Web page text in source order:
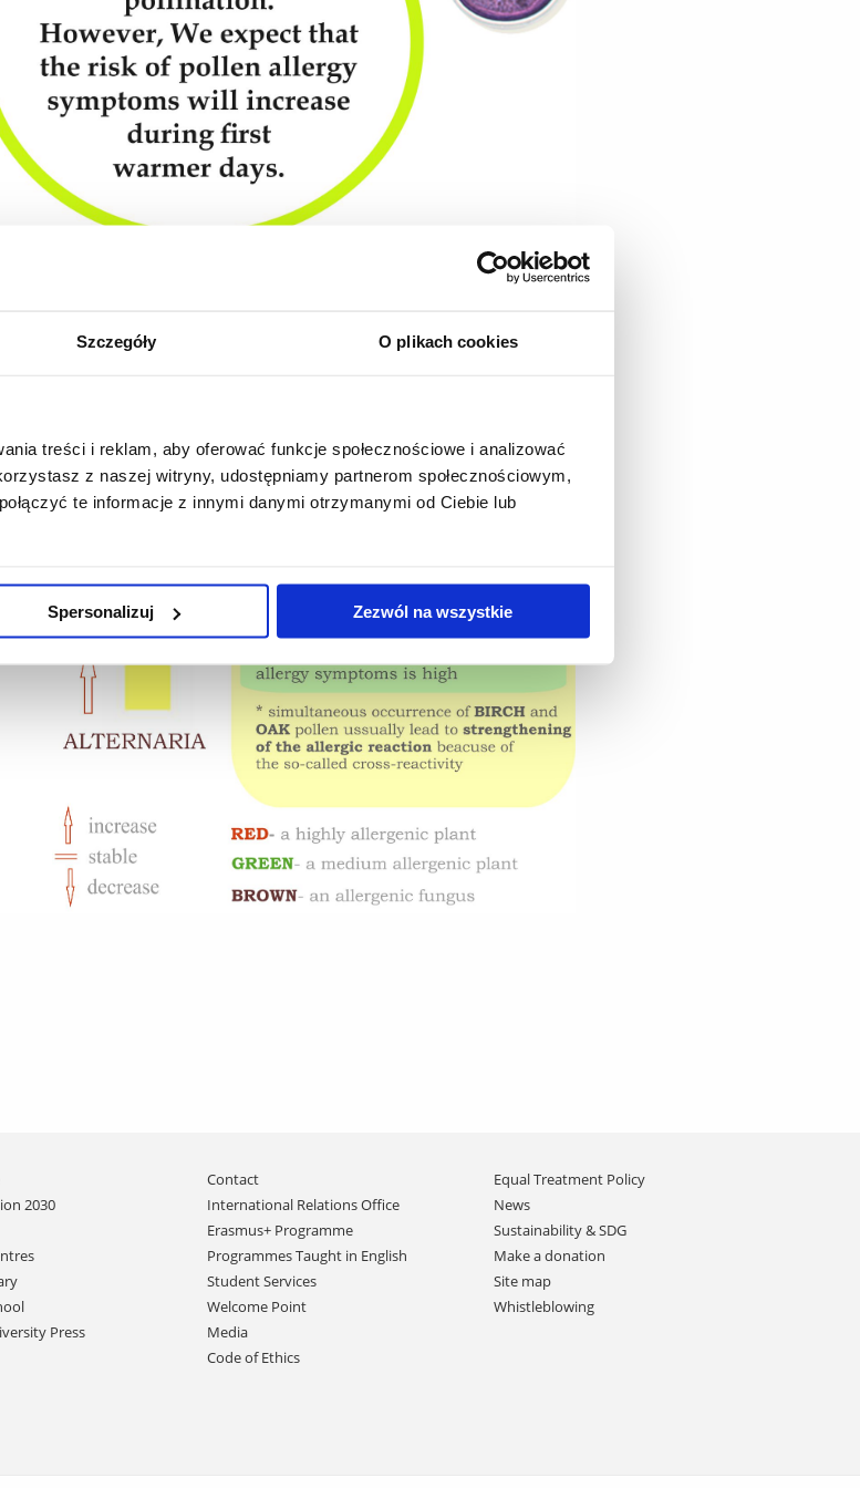
Szczegóły O plikach cookies
treści i reklam, aby oferować funkcje społecznościowe i analizować
z naszej witryny, udostępniamy partnerom społecznościowym,
te informacje z innymi danymi otrzymanymi od Ciebie lub
Spersonalizuj Zezwól na wszystkie
2030
Press
Contact
International Relations Office
Erasmus+ Programme
Programmes Taught in English
Student Services
Welcome Point
Media
Code of Ethics
Equal Treatment Policy
News
Sustainability & SDG
Make a donation
Site map
Whistleblowing